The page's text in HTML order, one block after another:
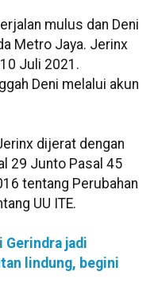
mulus dan Deni
Metro Jaya. Jerinx
Juli 2021.
Deni melalui akun
dijerat dengan
29 Junto Pasal 45
tentang Perubahan
UU ITE.
Gerindra jadi
lindung, begini